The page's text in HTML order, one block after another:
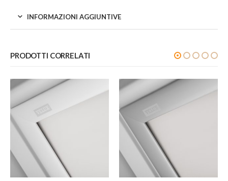
INFORMAZIONI AGGIUNTIVE
PRODOTTI CORRELATI